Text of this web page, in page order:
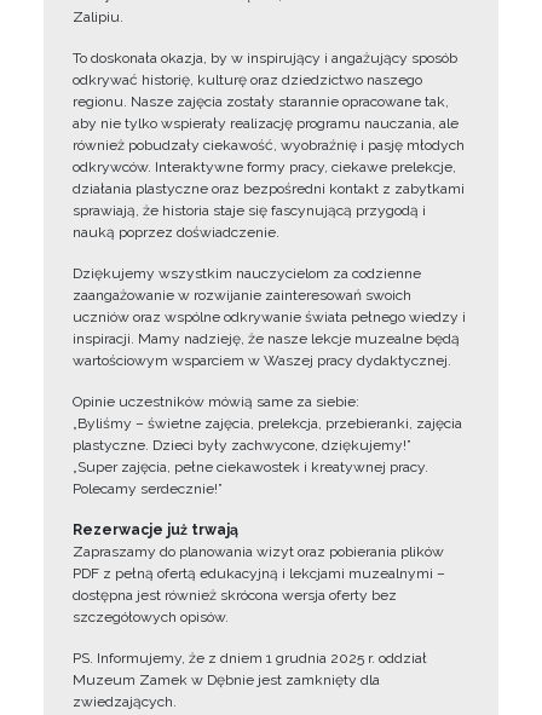
Zalipiu.
To doskonała okazja, by w inspirujący i angażujący sposób
odkrywać historię, kulturę oraz dziedzictwo naszego
regionu. Nasze zajęcia zostały starannie opracowane tak,
aby nie tylko wspierały realizację programu nauczania, ale
również pobudzały ciekawość, wyobraźnię i pasję młodych
odkrywców. Interaktywne formy pracy, ciekawe prelekcje,
działania plastyczne oraz bezpośredni kontakt z zabytkami
sprawiają, że historia staje się fascynującą przygodą i
nauką poprzez doświadczenie.
Dziękujemy wszystkim nauczycielom za codzienne
zaangażowanie w rozwijanie zainteresowań swoich
uczniów oraz wspólne odkrywanie świata pełnego wiedzy i
inspiracji. Mamy nadzieję, że nasze lekcje muzealne będą
wartościowym wsparciem w Waszej pracy dydaktycznej.
Opinie uczestników mówią same za siebie:
„Byliśmy – świetne zajęcia, prelekcja, przebieranki, zajęcia
plastyczne. Dzieci były zachwycone, dziękujemy!”
„Super zajęcia, pełne ciekawostek i kreatywnej pracy.
Polecamy serdecznie!”
Rezerwacje już trwają
Zapraszamy do planowania wizyt oraz pobierania plików
PDF z pełną ofertą edukacyjną i lekcjami muzealnymi –
dostępna jest również skrócona wersja oferty bez
szczegółowych opisów.
PS. Informujemy, że z dniem 1 grudnia 2025 r. oddział
Muzeum Zamek w Dębnie jest zamknięty dla
zwiedzających.